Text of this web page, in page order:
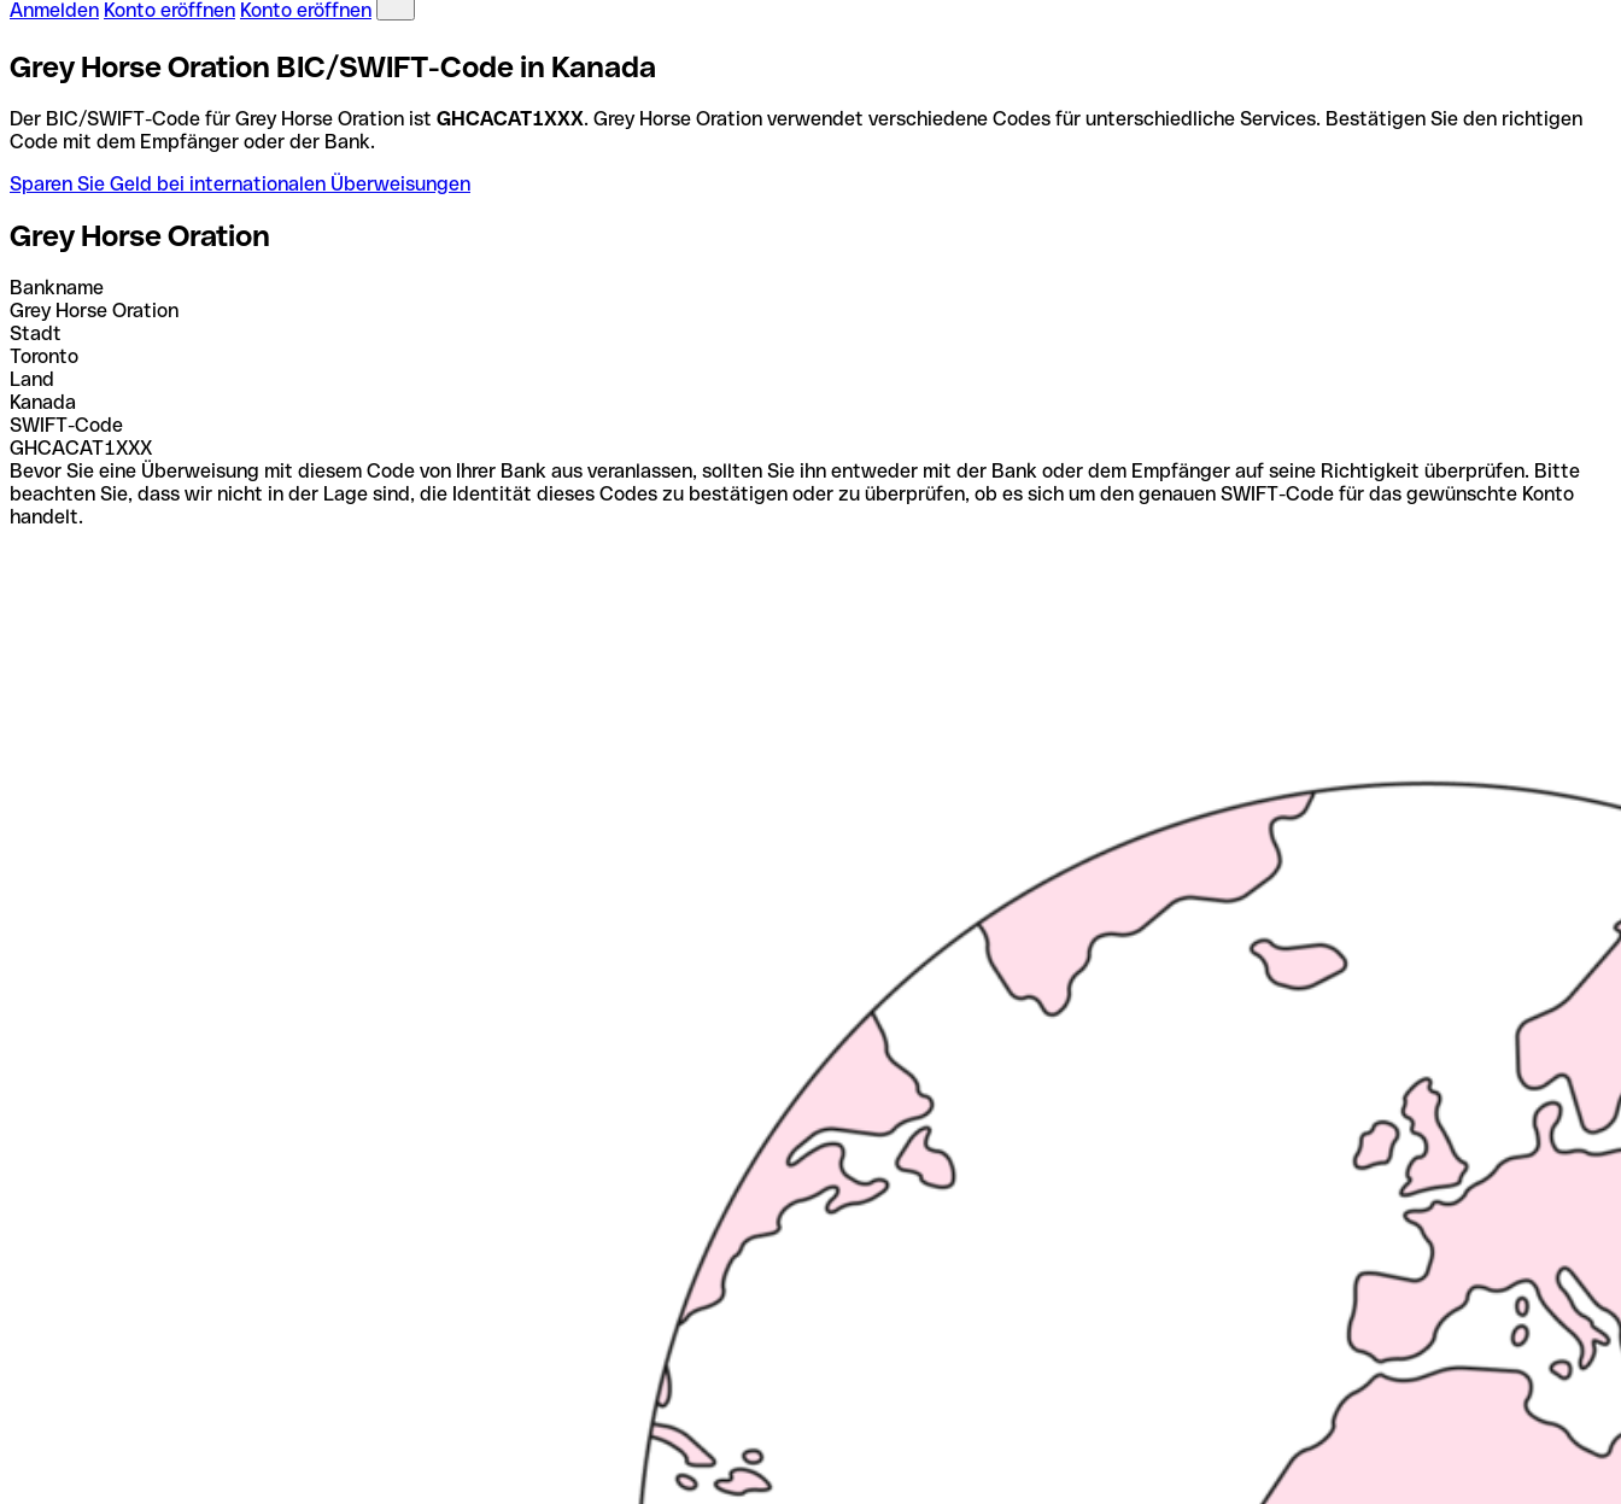
Anmelden Konto eröffnen Konto eröffnen
Grey Horse Oration BIC/SWIFT-Code in Kanada
Der BIC/SWIFT-Code für Grey Horse Oration ist GHCACAT1XXX. Grey Horse Oration verwendet verschiedene Codes für unterschiedliche Services. Bestätigen Sie den richtigen
Code mit dem Empfänger oder der Bank.
Sparen Sie Geld bei internationalen Überweisungen
Grey Horse Oration
Bankname
Grey Horse Oration
Stadt
Toronto
Land
Kanada
SWIFT-Code
GHCACAT1XXX
Bevor Sie eine Überweisung mit diesem Code von Ihrer Bank aus veranlassen, sollten Sie ihn entweder mit der Bank oder dem Empfänger auf seine Richtigkeit überprüfen. Bitte
beachten Sie, dass wir nicht in der Lage sind, die Identität dieses Codes zu bestätigen oder zu überprüfen, ob es sich um den genauen SWIFT-Code für das gewünschte Konto
handelt.